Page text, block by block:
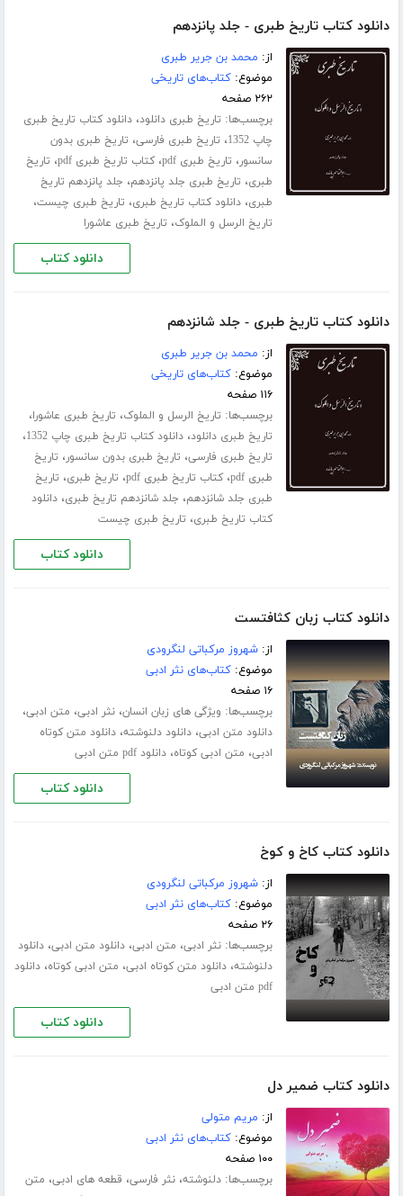
دانلود کتاب تاریخ طبری - جلد پانزدهم
از: محمد بن جریر طبری
موضوع:کتاب‌های تاریخی
۲۶۲ صفحه
برچسب‌ها: تاریخ طبری دانلود،دانلود کتاب تاریخ طبری
چاپ 1352
، تاریخ طبری فارسی، تاریخ طبری بدون
سانسور، تاریخ طبری pdf ،کتاب تاریخ طبری pdf ، تاریخ
طبری، تاریخ طبری جلد ‌پانزدهم، جلد پانزدهم تاریخ
طبری،دانلود کتاب تاریخ طبری، تاریخ طبری چیست،
تاریخ الرسل و الملوک، تاریخ طبری عاشورا
دانلود کتاب
دانلود کتاب تاریخ طبری - جلد شانزدهم
از: محمد بن جریر طبری
موضوع:کتاب‌های تاریخی
۱۱۶ صفحه
برچسب‌ها: تاریخ الرسل و الملوک، تاریخ طبری عاشورا،
تاریخ طبری دانلود،دانلود کتاب تاریخ طبری چاپ 1352 ،
تاریخ طبری فارسی، تاریخ طبری بدون سانسور، تاریخ
طبری pdf
،کتاب تاریخ طبری pdf ، تاریخ طبری، تاریخ
طبری جلد ‌شانزدهم، جلد شانزدهم تاریخ طبری،دانلود
کتاب تاریخ طبری، تاریخ طبری چیست
دانلود کتاب
دانلود کتاب زبان کثافتست
از:شهروز مرکباتی لنگرودی
موضوع:کتاب‌های نثر ادبی
۱۶ صفحه
برچسب‌ها: ویژگی های زبان انسان،نثر ادبی، متن ادبی،
دانلود متن ادبی،دانلود دلنوشته،دانلود متن کوتاه
ادبی، متن ادبی کوتاه،دانلود pdf متن ادبی
دانلود کتاب
دانلود کتاب کاخ و کوخ
از:شهروز مرکباتی لنگرودی
موضوع:کتاب‌های نثر ادبی
۲۶ صفحه
برچسب‌ها:نثر ادبی، متن ادبی،دانلود متن ادبی،دانلود
دلنوشته،دانلود متن کوتاه ادبی، متن ادبی کوتاه،دانلود
pdf متن ادبی
دانلود کتاب
دانلود کتاب ضمیر دل
از: مریم متولی
موضوع:کتاب‌های نثر ادبی
۱۰۰ صفحه
برچسب‌ها:دلنوشته،نثر فارسی، قطعه های ادبی، متن